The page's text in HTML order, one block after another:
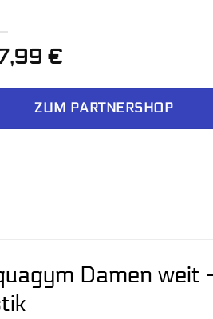
€
ZUM PARTNERSHOP
Damen